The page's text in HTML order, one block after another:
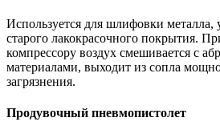
Используется для шлифовки
старого лакокрасочного покрытия.
компрессору воздух смешивается с
материалами, выходит из сопла
загрязнения.
Продувочный пневмопистолет